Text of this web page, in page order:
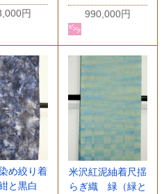
円
990,000円
め絞り着
と黒白
米沢紅泥紬着尺揺
らぎ織 緑（緑と